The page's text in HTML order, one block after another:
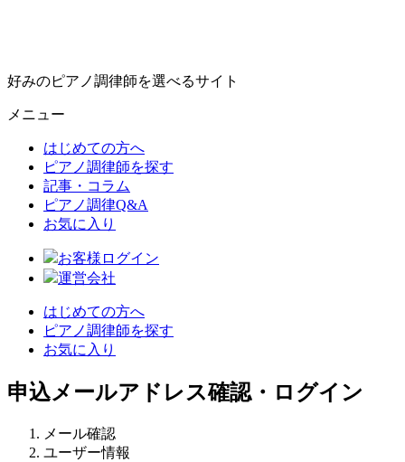
好みのピアノ調律師を選べるサイト
メニュー
はじめての方へ
ピアノ調律師を探す
記事・コラム
ピアノ調律Q&A
お気に入り
お客様ログイン
運営会社
はじめての方へ
ピアノ調律師を探す
お気に入り
申込メールアドレス確認・ログイン
メール確認
ユーザー情報